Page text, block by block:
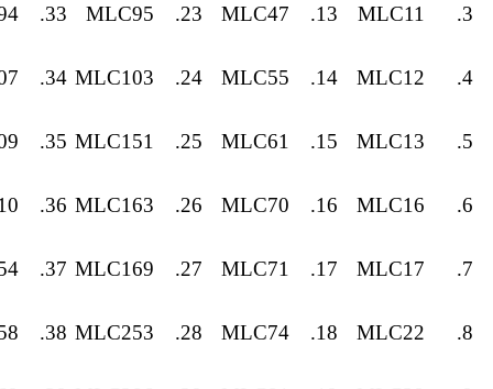
3.
MLC11
13.
MLC47
23.
MLC95
33.
4.
MLC12
14.
MLC55
24.
MLC103
34.
5.
MLC13
15.
MLC61
25.
MLC151
35.
6.
MLC16
16.
MLC70
26.
MLC163
36.
7.
MLC17
17.
MLC71
27.
MLC169
37.
8.
MLC22
18.
MLC74
28.
MLC253
38.